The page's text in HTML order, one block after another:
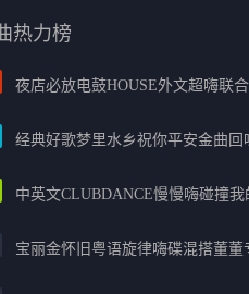
热力榜
中英文CLUBDANCE慢慢嗨碰撞
宝丽金怀旧粤语旋律嗨碟混搭董董